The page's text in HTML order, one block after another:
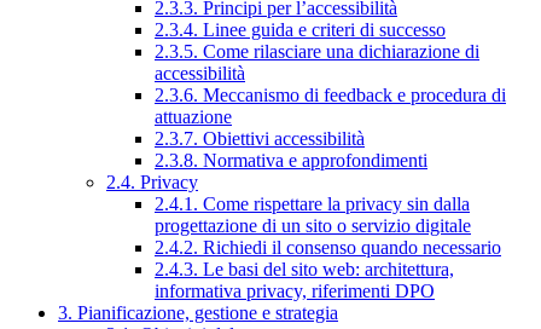
2.3.3. Principi per l’accessibilità
2.3.4. Linee guida e criteri di successo
2.3.5. Come rilasciare una dichiarazione di
accessibilità
2.3.6. Meccanismo di feedback e procedura di
attuazione
2.3.7. Obiettivi accessibilità
2.3.8. Normativa e approfondimenti
2.4. Privacy
2.4.1. Come rispettare la privacy sin dalla
progettazione di un sito o servizio digitale
2.4.2. Richiedi il consenso quando necessario
2.4.3. Le basi del sito web: architettura,
informativa privacy, riferimenti DPO
3. Pianificazione, gestione e strategia